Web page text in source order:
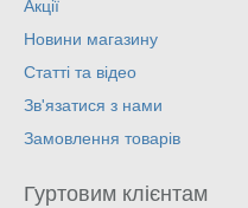
Акції
Новини магазину
Статті та відео
Зв'язатися з нами
Замовлення товарів
Гуртовим клієнтам